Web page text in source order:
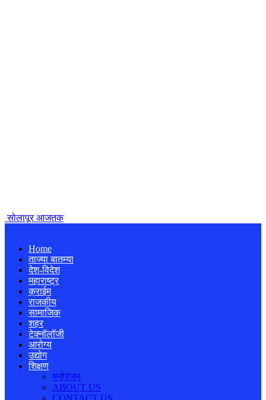
सोलापूर आजतक
Home
ताज्या बातम्या
देश-विदेश
महाराष्ट्र
क्राईम
राजकीय
सामाजिक
शहर
टेक्नॉलॉजी
आरोग्य
उद्योग
शिक्षण
मनोरंजन
ABOUT US
CONTACT US